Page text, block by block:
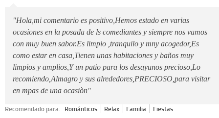
"Hola,mi comentario es positivo,Hemos estado en varias
ocasiones en la posada de ls comediantes y siempre nos vamos
con muy buen sabor.Es limpio ,tranquilo y mny acogedor,Es
como estar en casa,Tienen unas habitaciones y baños muy
limpios y amplios,Y un patio para los desayunos precioso,Lo
recomiendo,Almagro y sus alrededores,PRECIOSO,para visitar
en mpas de una ocasiòn"
Recomendado para: Románticos Relax Familia Fiestas